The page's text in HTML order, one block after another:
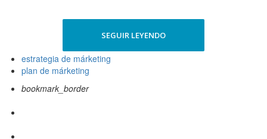
SEGUIR LEYENDO
estrategia de márketing
plan de márketing
bookmark_border